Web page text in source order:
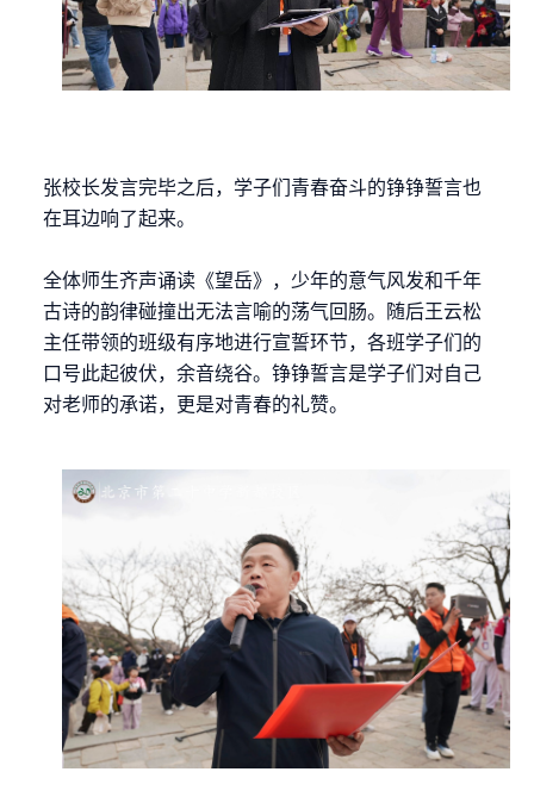
张校长发言完毕之后，学子们青春奋斗的铮铮誓言也
在耳边响了起来。
全体师生齐声诵读《望岳》，少年的意气风发和千年
古诗的韵律碰撞出无法言喻的荡气回肠。随后王云松
主任带领的班级有序地进行宣誓环节，各班学子们的
口号此起彼伏，余音绕谷。铮铮誓言是学子们对自己
对老师的承诺，更是对青春的礼赞。